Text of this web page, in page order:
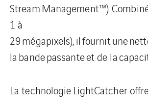
Stream Management™).
1 à
29mégapixels),ilfournitune
labandepassanteet de la
Latechnologie LightCatcher